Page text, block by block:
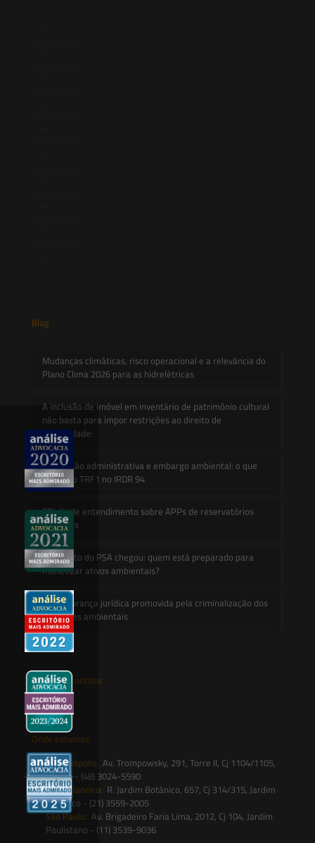
Blog
Mudanças climáticas, risco operacional e a relevância do
Plano Clima 2026 para as hidrelétricas
A inclusão de imóvel em inventário de patrimônio cultural
não basta para impor restrições ao direito de
propriedade:
Prescrição administrativa e embargo ambiental: o que
decidiu o TRF1 no IRDR 94
STJ divide entendimento sobre APPs de reservatórios
artificiais
O Decreto do PSA chegou: quem está preparado para
monetizar ativos ambientais?
A insegurança jurídica promovida pela criminalização dos
desastres ambientais
Entre em contato
contato@saesadvogados.com.br
Onde estamos
Florianópolis: Av. Trompowsky, 291, Torre II, Cj 1104/1105,
Centro - (48) 3024-5590
Rio de Janeiro: R. Jardim Botânico, 657, Cj 314/315, Jardim
Botânico - (21) 3559-2005
São Paulo: Av. Brigadeiro Faria Lima, 2012, Cj 104, Jardim
Paulistano - (11) 3539-9036